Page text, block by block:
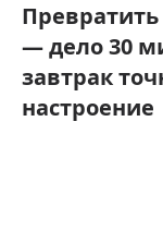
— дело 30
завтрак
настроение